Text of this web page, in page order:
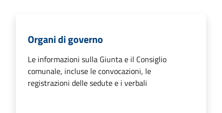
Organi di governo
Le informazioni sulla Giunta e il Consiglio
comunale, incluse le convocazioni, le
registrazioni delle sedute e i verbali